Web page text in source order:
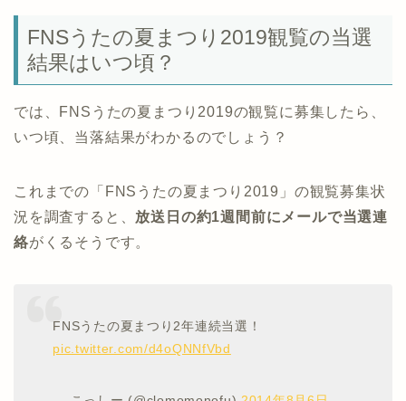
FNSうたの夏まつり2019観覧の当選
結果はいつ頃？
では、FNSうたの夏まつり2019の観覧に募集したら、
いつ頃、当落結果がわかるのでしょう？
これまでの「FNSうたの夏まつり2019」の観覧募集状
況を調査すると、 放送日の約1週間前にメールで当選連
絡がくるそうです。
FNSうたの夏まつり2年連続当選！
pic.twitter.com/d4oQNNfVbd